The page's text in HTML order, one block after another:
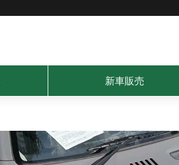
新車販売